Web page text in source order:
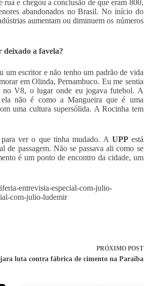
e chegou a conclusão de que eram 800,
abandonados no Brasil. No início do
aumentam ou diminuem os números
a favela?
um escritor e não tenho um padrão de vida
em Olinda, Pernambuco. Eu me sentia
no V8, o lugar onde eu jogava futebol. A
não é como a Mangueira que é uma
uma cultura supersólida. A Rocinha tem
para ver o que tinha mudado. AUPP está
de passagem. Não se passava ali como se
é um ponto de encontro da cidade, um
entrevista-especial-com-julio-
com-julio-ludemir
PRÓXIMO POST
luta contra fábrica de cimento na Paraíba